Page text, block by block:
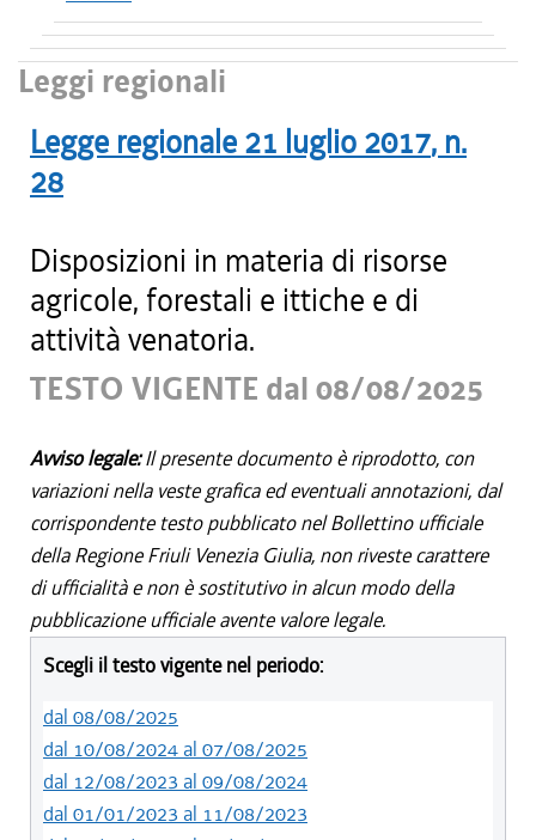
Leggi regionali
Legge regionale 21 luglio 2017, n.
28
Disposizioni in materia di risorse
agricole, forestali e ittiche e di
attività venatoria.
TESTO VIGENTE dal 08/08/2025
Avviso legale:Il presente documento è riprodotto, con
variazioni nella veste grafica ed eventuali annotazioni, dal
corrispondente testo pubblicato nel Bollettino ufficiale
della Regione Friuli Venezia Giulia, non riveste carattere
di ufficialità e non è sostitutivo in alcun modo della
pubblicazione ufficiale avente valore legale.
Scegli il testo vigente nel periodo:
dal 08/08/2025
dal 10/08/2024 al 07/08/2025
dal 12/08/2023 al 09/08/2024
dal 01/01/2023 al 11/08/2023